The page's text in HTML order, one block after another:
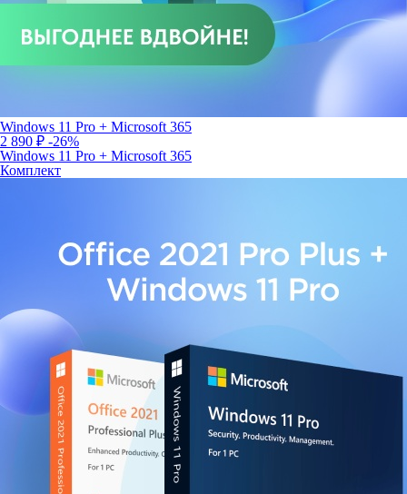
Windows 11 Pro + Microsoft 365
2 890 ₽ -26%
Windows 11 Pro + Microsoft 365
Комплект